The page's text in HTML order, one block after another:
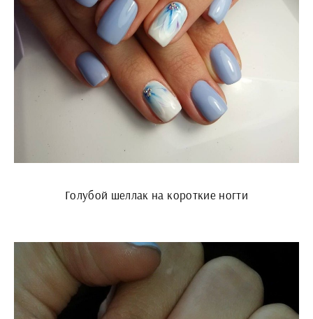
Голубой шеллак на короткие ногти